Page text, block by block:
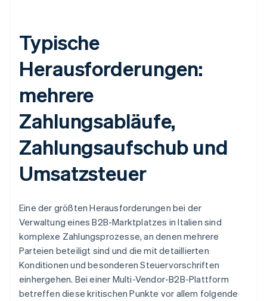
Typische
Herausforderungen:
mehrere
Zahlungsabläufe,
Zahlungsaufschub und
Umsatzsteuer
Eine der größten Herausforderungen bei der
Verwaltung eines B2B-Marktplatzes in Italien sind
komplexe Zahlungsprozesse, an denen mehrere
Parteien beteiligt sind und die mit detaillierten
Konditionen und besonderen Steuervorschriften
einhergehen. Bei einer Multi-Vendor-B2B-Plattform
betreffen diese kritischen Punkte vor allem folgende